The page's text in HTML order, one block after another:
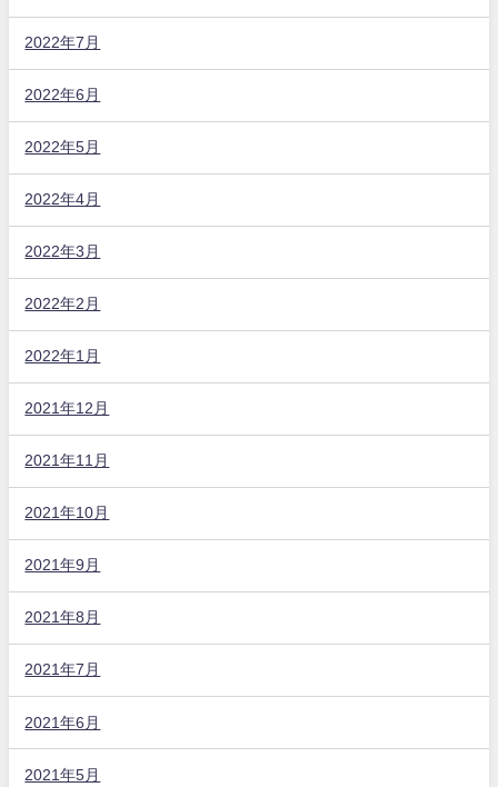
2022年7月
2022年6月
2022年5月
2022年4月
2022年3月
2022年2月
2022年1月
2021年12月
2021年11月
2021年10月
2021年9月
2021年8月
2021年7月
2021年6月
2021年5月